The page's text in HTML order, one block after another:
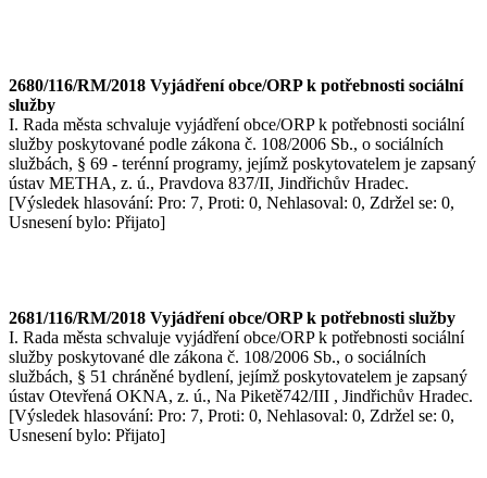
2680/116/RM/2018 Vyjádření obce/ORP k potřebnosti sociální
služby
I. Rada města schvaluje vyjádření obce/ORP k potřebnosti sociální
služby poskytované podle zákona č. 108/2006 Sb., o sociálních
službách, § 69 - terénní programy, jejímž poskytovatelem je zapsaný
ústav METHA, z. ú., Pravdova 837/II, Jindřichův Hradec.
[Výsledek hlasování: Pro: 7, Proti: 0, Nehlasoval: 0, Zdržel se: 0,
Usnesení bylo: Přijato]
2681/116/RM/2018 Vyjádření obce/ORP k potřebnosti služby
I. Rada města schvaluje vyjádření obce/ORP k potřebnosti sociální
služby poskytované dle zákona č. 108/2006 Sb., o sociálních
službách, § 51 chráněné bydlení, jejímž poskytovatelem je zapsaný
ústav Otevřená OKNA, z. ú., Na Piketě742/III , Jindřichův Hradec.
[Výsledek hlasování: Pro: 7, Proti: 0, Nehlasoval: 0, Zdržel se: 0,
Usnesení bylo: Přijato]